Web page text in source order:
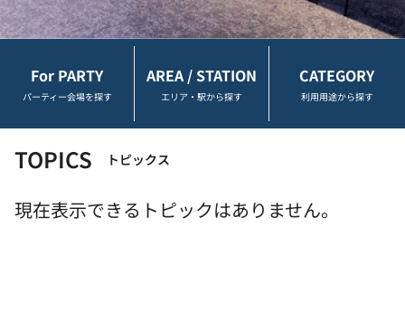
For PARTY
パーティー会場を探す
AREA / STATION
エリア・駅から探す
CATEGORY
利用用途から探す
TOPICS トピックス
現在表示できるトピックはありません。